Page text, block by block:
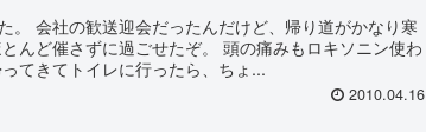
。 会社の歓送迎会だったんだけど、帰り道がかなり寒
んど催さずに過ごせたぞ。 頭の痛みもロキソニン使わ
てきてトイレに行ったら、ちょ...
2010.04.16